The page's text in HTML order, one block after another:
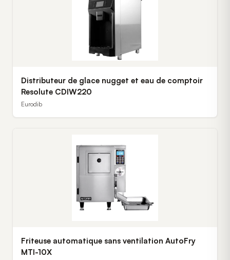
Distributeur de glace nugget et eau de comptoir
Resolute CDIW220
Eurodib
Friteuse automatique sans ventilation AutoFry
MTI-10X